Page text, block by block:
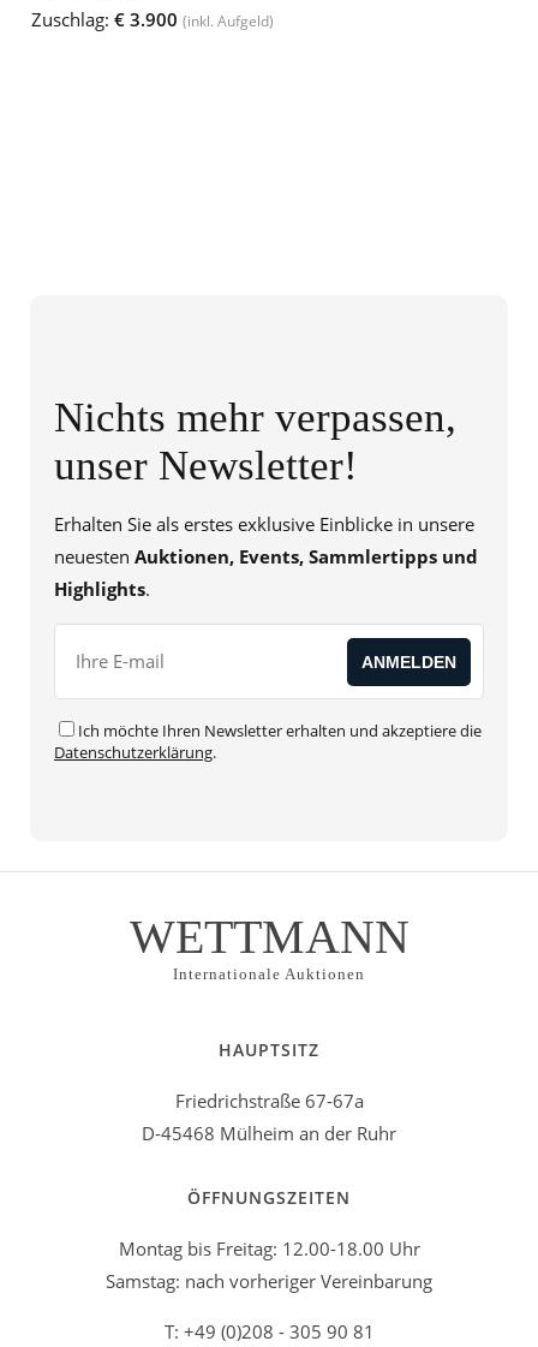
Zuschlag: € 3.900 (inkl. Aufgeld)
Nichts mehr verpassen,
unser Newsletter!
Erhalten Sie als erstes exklusive Einblicke in unsere
neuesten Auktionen, Events, Sammlertipps und
Highlights.
Ich möchte Ihren Newsletter erhalten und akzeptiere die
Datenschutzerklärung.
WETTMANN
Internationale Auktionen
HAUPTSITZ
Friedrichstraße 67-67a
D-45468 Mülheim an der Ruhr
ÖFFNUNGSZEITEN
Montag bis Freitag: 12.00-18.00 Uhr
Samstag: nach vorheriger Vereinbarung
T: +49 (0)208 - 305 90 81